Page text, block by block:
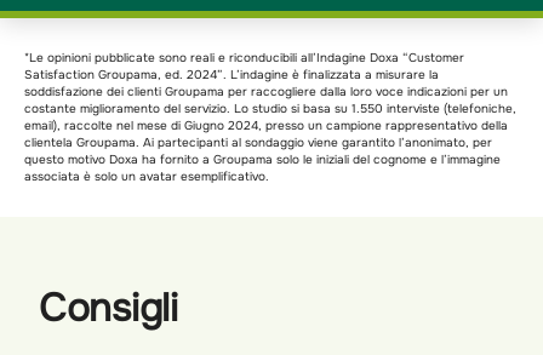
*Le opinioni pubblicate sono reali e riconducibili all’Indagine Doxa “Customer
Satisfaction Groupama, ed. 2024”. L’indagine è finalizzata a misurare la
soddisfazione dei clienti Groupama per raccogliere dalla loro voce indicazioni per un
costante miglioramento del servizio. Lo studio si basa su 1.550 interviste (telefoniche,
email), raccolte nel mese di Giugno 2024, presso un campione rappresentativo della
clientela Groupama. Ai partecipanti al sondaggio viene garantito l’anonimato, per
questo motivo Doxa ha fornito a Groupama solo le iniziali del cognome e l’immagine
associata è solo un avatar esemplificativo.
Consigli